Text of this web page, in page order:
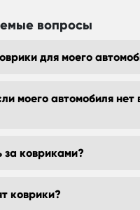
вопросы
для моего
моего автомобиля нет
за ковриками?
коврики?